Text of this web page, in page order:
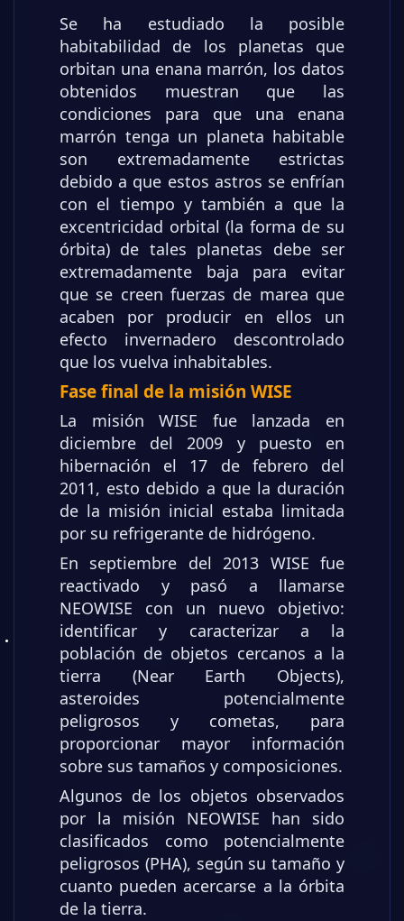
Se ha estudiado la posible
habitabilidad de los planetas que
orbitan una enana marrón, los datos
obtenidos muestran que las
condiciones para que una enana
marrón tenga un planeta habitable
son extremadamente estrictas
debido a que estos astros se enfrían
con el tiempo y también a que la
excentricidad orbital (la forma de su
órbita) de tales planetas debe ser
extremadamente baja para evitar
que se creen fuerzas de marea que
acaben por producir en ellos un
efecto invernadero descontrolado
que los vuelva inhabitables.
Fase final de la misión WISE
La misión WISE fue lanzada en
diciembre del 2009 y puesto en
hibernación el 17 de febrero del
2011, esto debido a que la duración
de la misión inicial estaba limitada
por su refrigerante de hidrógeno.
En septiembre del 2013 WISE fue
reactivado y pasó a llamarse
NEOWISE con un nuevo objetivo:
identificar y caracterizar a la
población de objetos cercanos a la
tierra (Near Earth Objects),
asteroides potencialmente
peligrosos y cometas, para
proporcionar mayor información
sobre sus tamaños y composiciones.
Algunos de los objetos observados
por la misión NEOWISE han sido
clasificados como potencialmente
peligrosos (PHA), según su tamaño y
cuanto pueden acercarse a la órbita
de la tierra.